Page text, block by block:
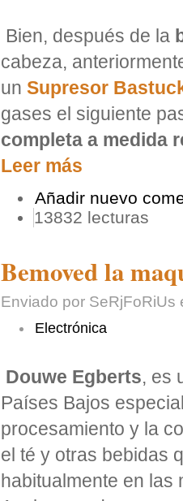
Bien, después de la
cabeza,
un Supresor
gases el siguiente
completa a medida
Leer más
Añadir nuevo
13832 lecturas
Bemoved la
Enviado por SeRjFoRiUs
Electrónica
Douwe Egberts, es
Países Bajos
procesamiento y la
el té y otras bebidas
habitualmente en las